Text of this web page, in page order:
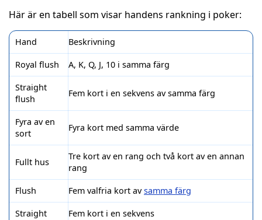
Här är en tabell som visar handens rankning i poker:
Hand Beskrivning
Royal flush A, K, Q, J, 10 i samma färg
Straight
flush
Fem kort i en sekvens av samma färg
Fyra av en
sort
Fyra kort med samma värde
Fullt hus
Tre kort av en rang och två kort av en annan
rang
Flush Fem valfria kort avsamma färg
Straight Fem kort i en sekvens